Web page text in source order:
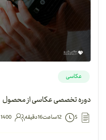
عکاسی
دوره تخصصی عکاسی از محصول
5 12ساعت16دقیقه 1400